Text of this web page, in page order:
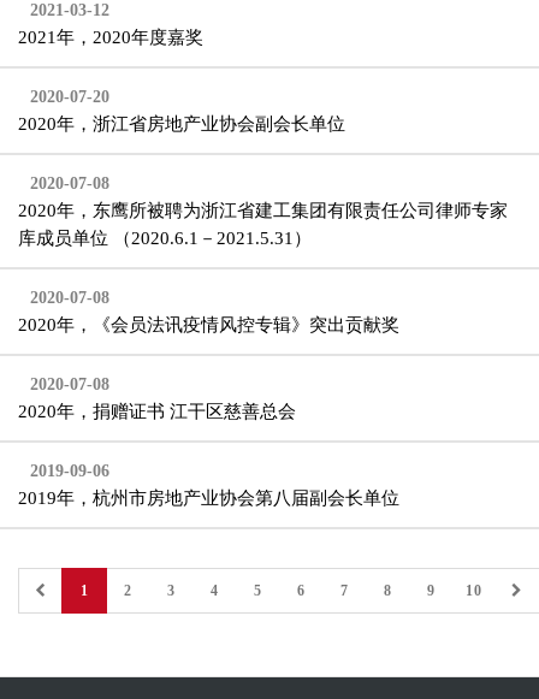
2021-03-12
2021年，2020年度嘉奖
2020-07-20
2020年，浙江省房地产业协会副会长单位
2020-07-08
2020年，东鹰所被聘为浙江省建工集团有限责任公司律师专家
库成员单位 （2020.6.1－2021.5.31）
2020-07-08
2020年，《会员法讯疫情风控专辑》突出贡献奖
2020-07-08
2020年，捐赠证书 江干区慈善总会
2019-09-06
2019年，杭州市房地产业协会第八届副会长单位
1 2 3 4 5 6 7 8 9 10